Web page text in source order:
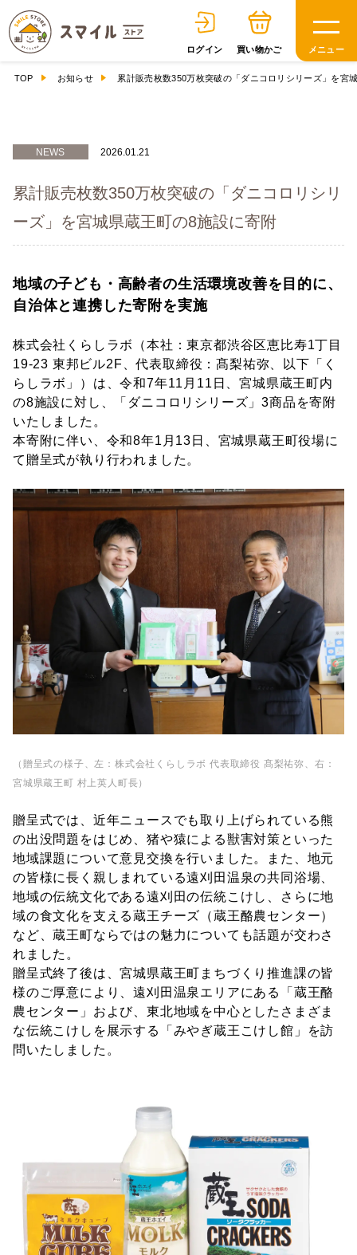
ログイン 買い物かご メニュー
日用品
健康食品
機能性表示食品
検索
お客様の声
お知らせ
ご利用ガイド
よくあるご質問
すまいる安心生活サポート
会員ランク
お問い合わせ
会社概要
プライバシーポリシー
特定商取引法に基づく表示
TOP お知らせ 累計販売枚数350万枚突破の「ダニコロリシリーズ」を宮
NEWS 2026.01.21
累計販売枚数350万枚突破の「ダニコロリシリ
ーズ」を宮城県蔵王町の8施設に寄附
地域の子ども・高齢者の生活環境改善を目的に、
自治体と連携した寄附を実施
株式会社くらしラボ（本社：東京都渋谷区恵比寿1丁目
19-23 東邦ビル2F、代表取締役：髙梨祐弥、以下「く
らしラボ」）は、令和7年11月11日、宮城県蔵王町内
の8施設に対し、「ダニコロリシリーズ」3商品を寄附
いたしました。
本寄附に伴い、令和8年1月13日、宮城県蔵王町役場に
て贈呈式が執り行われました。
（贈呈式の様子、左：株式会社くらしラボ 代表取締役 髙梨祐弥、右：
宮城県蔵王町 村上英人町長）
贈呈式では、近年ニュースでも取り上げられている熊
の出没問題をはじめ、猪や猿による獣害対策といった
地域課題について意見交換を行いました。また、地元
の皆様に長く親しまれている遠刈田温泉の共同浴場、
地域の伝統文化である遠刈田の伝統こけし、さらに地
域の食文化を支える蔵王チーズ（蔵王酪農センター）
など、蔵王町ならではの魅力についても話題が交わさ
れました。
贈呈式終了後は、宮城県蔵王町まちづくり推進課の皆
様のご厚意により、遠刈田温泉エリアにある「蔵王酪
農センター」および、東北地域を中心としたさまざま
な伝統こけしを展示する「みやぎ蔵王こけし館」を訪
問いたしました。